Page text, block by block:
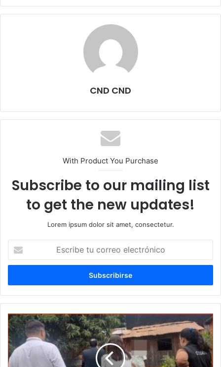
CND CND
With Product You Purchase
Subscribe to our mailing list
to get the new updates!
Lorem ipsum dolor sit amet, consectetur.
correo